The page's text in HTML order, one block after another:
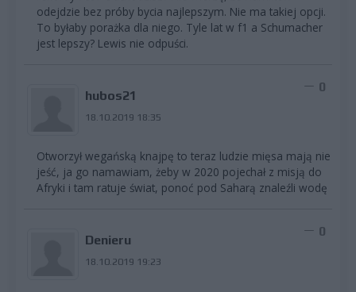
odejdzie bez próby bycia najlepszym. Nie ma takiej opcji.
To byłaby porażka dla niego. Tyle lat w f1 a Schumacher
jest lepszy? Lewis nie odpuści.
hubos21
18.10.2019 18:35
0
Otworzył wegańską knajpę to teraz ludzie mięsa mają nie
jeść, ja go namawiam, żeby w 2020 pojechał z misją do
Afryki i tam ratuje świat, ponoć pod Saharą znaleźli wodę
Denieru
18.10.2019 19:23
0